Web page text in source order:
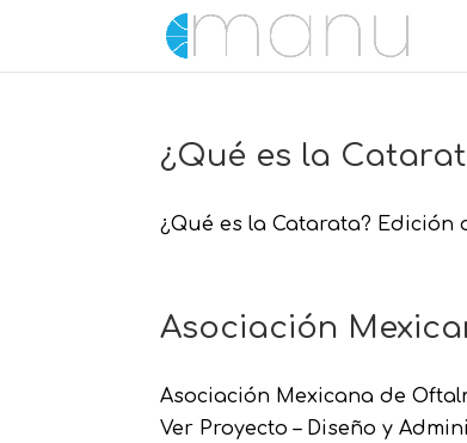
¿Qué es la
¿Qué es la Catarata? Edición
Asociación
Asociación Mexicana de
Ver Proyecto – Diseño y